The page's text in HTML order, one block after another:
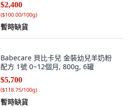
$2,400
($100.00/100g)
暫時缺貨
Babecare 貝比卡兒 金裝幼兒羊奶粉
配方 1號 0~12個月, 800g, 6罐
$5,700
($118.75/100g)
暫時缺貨